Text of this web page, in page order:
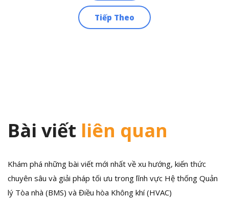
Tiếp Theo
Bài viết liên quan
Khám phá những bài viết mới nhất về xu hướng, kiến thức
chuyên sâu và giải pháp tối ưu trong lĩnh vực Hệ thống Quản
lý Tòa nhà (BMS) và Điều hòa Không khí (HVAC)